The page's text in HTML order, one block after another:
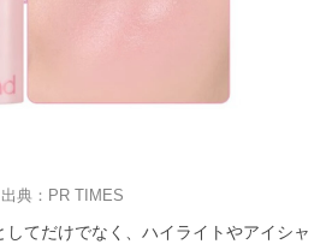
出典：PR TIMES
てだけでなく、ハイライトやアイシャ